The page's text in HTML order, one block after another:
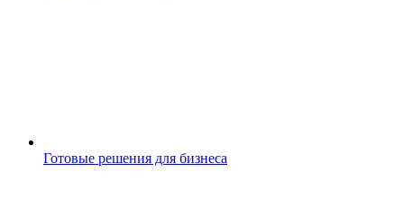
Готовые решения для бизнеса